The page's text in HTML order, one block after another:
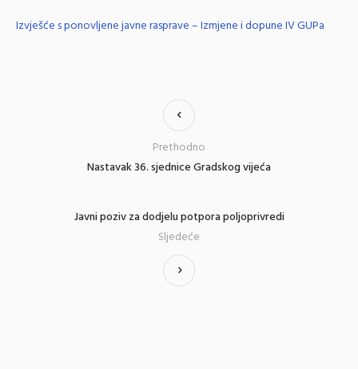
Izvješće s ponovljene javne rasprave – Izmjene i dopune IV GUPa
Nastavak 36. sjednice Gradskog vijeća
Prethodno
Javni poziv za dodjelu potpora poljoprivredi
Sljedeće